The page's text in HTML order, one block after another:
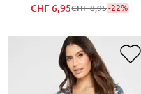
CHF 6,95CHF 8,95-22%